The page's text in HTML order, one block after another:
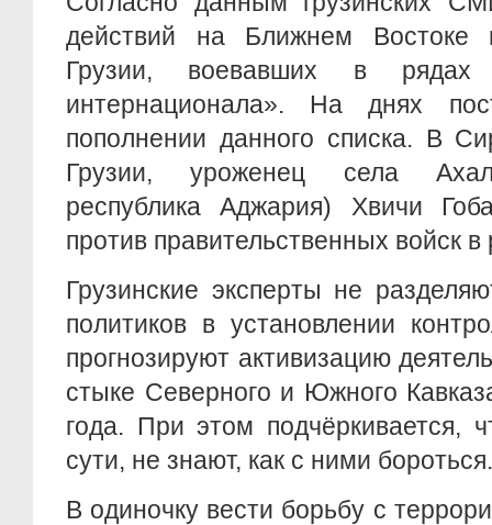
действий на Ближнем Востоке
Грузии, воевавших в рядах
интернационала». На днях
пополнении данного списка. В
Грузии, уроженец села
республика Аджария) Хвичи
против правительственных войск в
Грузинские эксперты не
политиков в установлении
прогнозируют активизацию
стыке Северного и Южного
года. При этом подчёркивается,
сути, не знают, как с ними бороться.
В одиночку вести борьбу с